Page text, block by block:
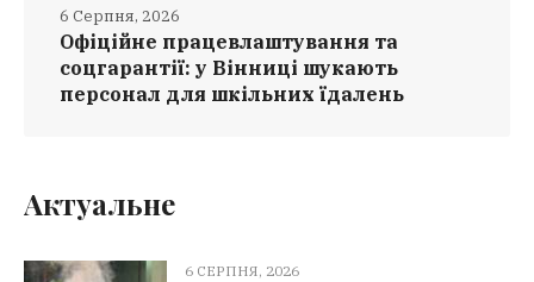
Офіційне працевлаштування та
соцгарантії: у Вінниці шукають
персонал для шкільних їдалень
6 Серпня, 2026
Актуальне
6 СЕРПНЯ, 2026